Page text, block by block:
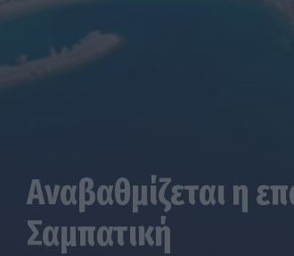
Αναβαθμίζεται η
Σαμπατική